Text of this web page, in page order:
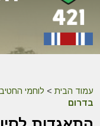
עמוד הבית > לוחמי
בדרום